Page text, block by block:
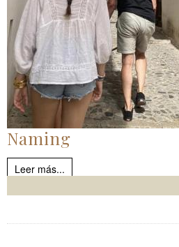
Naming
Leer más...